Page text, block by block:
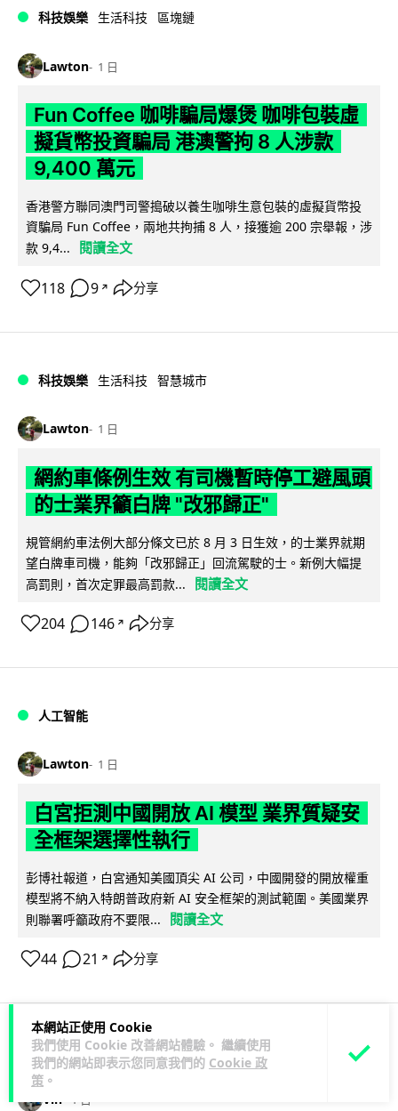
本網站正使用 Cookie
我們使用 Cookie 改善網站體驗。 繼續使用
我們的網站即表示您同意我們的 Cookie 政
策 。
科技娛樂 生活科技 區塊鏈
Lawton 1 日
Fun Coffee 咖啡騙局爆煲 咖啡包裝虛
擬貨幣投資騙局 港澳警拘 8 人涉款
9,400 萬元
香港警方聯同澳門司警搗破以養生咖啡生意包裝的虛擬貨幣投
資騙局 Fun Coffee，兩地共拘捕 8 人，接獲逾 200 宗舉報，涉
款 9,4...
閱讀全文
118 9 ↗ 分享
科技娛樂 生活科技 智慧城市
Lawton 1 日
網約車條例生效 有司機暫時停工避風頭
的士業界籲白牌 "改邪歸正"
規管網約車法例大部分條文已於 8 月 3 日生效，的士業界就期
望白牌車司機，能夠「改邪歸正」回流駕駛的士。新例大幅提
高罰則，首次定罪最高罰款...
閱讀全文
204 146 ↗ 分享
人工智能
Lawton 1 日
白宮拒測中國開放 AI 模型 業界質疑安
全框架選擇性執行
彭博社報道，白宮通知美國頂尖 AI 公司，中國開發的開放權重
模型將不納入特朗普政府新 AI 安全框架的測試範圍。美國業界
則聯署呼籲政府不要限...
閱讀全文
44 21 ↗ 分享
人工智能
Vin 1 日